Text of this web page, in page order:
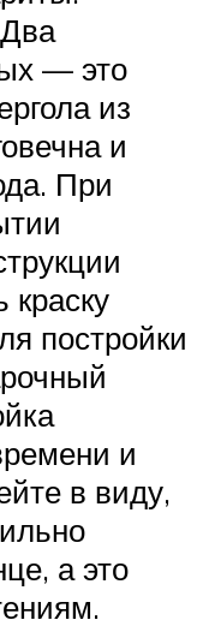
— это
из
и
При
краску
постройки
и
в виду,
а это